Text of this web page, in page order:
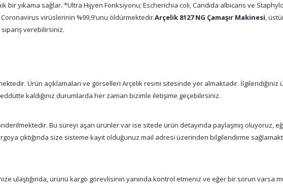
bir yıkama sağlar. *Ultra Hijyen Fonksiyonu; Escherichia coli, Candida albicans ve
virüslerinin %99,9'unu öldürmektedir.Arçelik 8127 NG Çamaşır Makinesi,
verebilirsiniz.
Ürün açıklamaları ve görselleri Arçelik resmi sitesinde yer almaktadır. İlgilendiğiniz
kaldığınız durumlarda her zaman bizimle iletişime geçebilirsiniz.
Bu süreyi aşan ürünler var ise sitede ürün detayında paylaşmış oluyoruz,
çıktığında size sisteme kayıt olduğunuz mail adresi üzerinden bilgilendirme
ulaştığında, ürünü kargo görevlisinin yanında kontrol etmeniz ve eğer bir sorun varsa